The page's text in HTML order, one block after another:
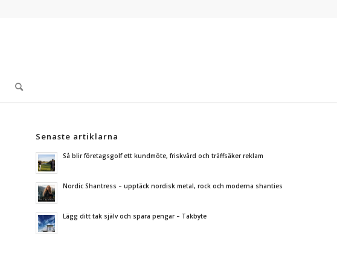
Senaste artiklarna
Så blir företagsgolf ett kundmöte, friskvård och träffsäker reklam
Nordic Shantress – upptäck nordisk metal, rock och moderna shanties
Lägg ditt tak själv och spara pengar – Takbyte